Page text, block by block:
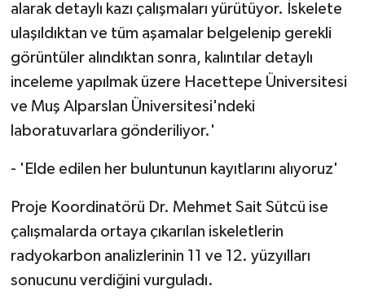
alarak detaylı kazı çalışmaları yürütüyor. İskelete
ulaşıldıktan ve tüm aşamalar belgelenip gerekli
görüntüler alındıktan sonra, kalıntılar detaylı
inceleme yapılmak üzere Hacettepe Üniversitesi
ve Muş Alparslan Üniversitesi'ndeki
laboratuvarlara gönderiliyor.'
- 'Elde edilen her buluntunun kayıtlarını alıyoruz'
Proje Koordinatörü Dr. Mehmet Sait Sütcü ise
çalışmalarda ortaya çıkarılan iskeletlerin
radyokarbon analizlerinin 11 ve 12. yüzyılları
sonucunu verdiğini vurguladı.